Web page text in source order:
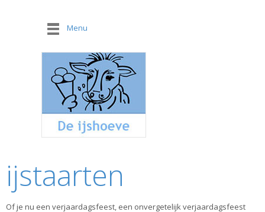
Menu
ijstaarten
Of je nu een verjaardagsfeest, een onvergetelijk verjaardagsfeest